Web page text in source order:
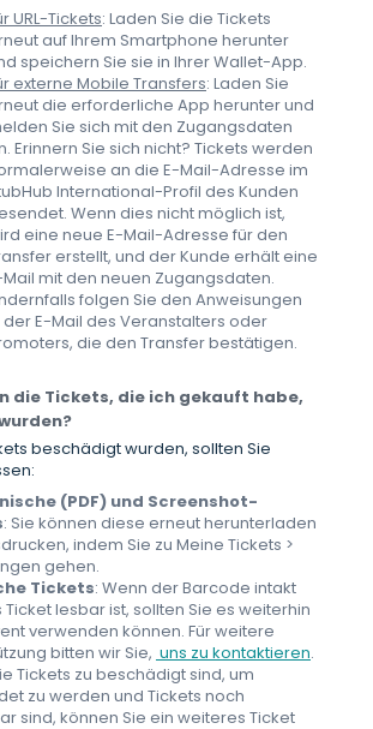
URL-Tickets: Laden Sie die Tickets
auf Ihrem Smartphone herunter
speichern Sie sie in Ihrer Wallet-App.
externe Mobile Transfers: Laden Sie
die erforderliche App herunter und
Sie sich mit den Zugangsdaten
Erinnern Sie sich nicht? Tickets werden
an die E-Mail-Adresse im
International-Profil des Kunden
Wenn dies nicht möglich ist,
eine neue E-Mail-Adresse für den
erstellt, und der Kunde erhält eine
Mail mit den neuen Zugangsdaten.
folgen Sie den Anweisungen
der E-Mail des Veranstalters oder
die den Transfer bestätigen.
die Tickets, die ich gekauft habe,
beschädigt wurden, sollten Sie
(PDF) und Screenshot-
: Sie können diese erneut herunterladen
indem Sie zu Meine Tickets >
gehen.
Tickets: Wenn der Barcode intakt
lesbar ist, sollten Sie es weiterhin
verwenden können. Für weitere
bitten wir Sie, uns zu kontaktieren.
Tickets zu beschädigt sind, um
zu werden und Tickets noch
sind, können Sie ein weiteres Ticket